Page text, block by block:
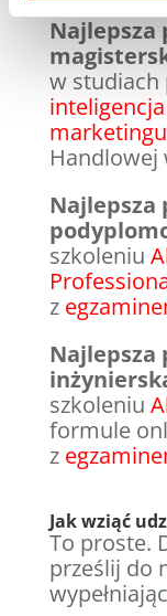
Najlepsza
w
Handlowej
Najlepsza
szkoleniu
z
Najlepsza
szkoleniu
formule
z
Jak wziąć
To proste.
prześlij do
wypełniając